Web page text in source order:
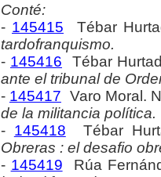
Conté:
- 145415 Tébar
tardofranquismo.
- 145416 Tébar
ante el tribunal de
- 145417 Varo Moral.
de la militancia política.
- 145418 Tébar
Obreras : el desafio
- 145419 Rúa